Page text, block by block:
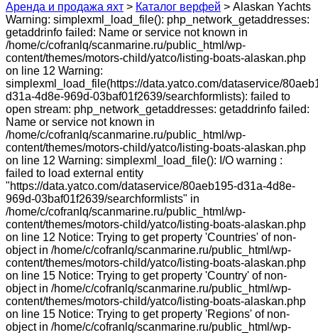
Аренда и продажа яхт > Каталог верфей > Alaskan Yachts
Warning: simplexml_load_file(): php_network_getaddresses:
getaddrinfo failed: Name or service not known in
/home/c/cofranlq/scanmarine.ru/public_html/wp-
content/themes/motors-child/yatco/listing-boats-alaskan.php
on line 12 Warning:
simplexml_load_file(https://data.yatco.com/dataservice/
d31a-4d8e-969d-03baf01f2639/searchformlists): failed to
open stream: php_network_getaddresses: getaddrinfo failed:
Name or service not known in
/home/c/cofranlq/scanmarine.ru/public_html/wp-
content/themes/motors-child/yatco/listing-boats-alaskan.php
on line 12 Warning: simplexml_load_file(): I/O warning :
failed to load external entity
"https://data.yatco.com/dataservice/80aeb195-d31a-4d8e-
969d-03baf01f2639/searchformlists" in
/home/c/cofranlq/scanmarine.ru/public_html/wp-
content/themes/motors-child/yatco/listing-boats-alaskan.php
on line 12 Notice: Trying to get property 'Countries' of non-
object in /home/c/cofranlq/scanmarine.ru/public_html/wp-
content/themes/motors-child/yatco/listing-boats-alaskan.php
on line 15 Notice: Trying to get property 'Country' of non-
object in /home/c/cofranlq/scanmarine.ru/public_html/wp-
content/themes/motors-child/yatco/listing-boats-alaskan.php
on line 15 Notice: Trying to get property 'Regions' of non-
object in /home/c/cofranlq/scanmarine.ru/public_html/wp-